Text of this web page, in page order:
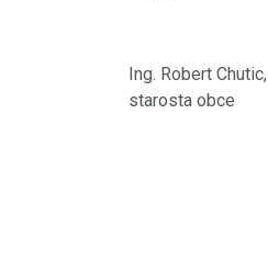
Ing. Robert Chutic,
starosta obce